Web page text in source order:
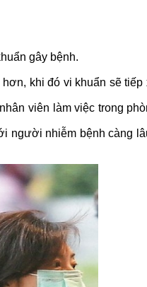
gây bệnh.
khi đó vi khuẩn sẽ
viên làm việc trong
nhiễm bệnh càng